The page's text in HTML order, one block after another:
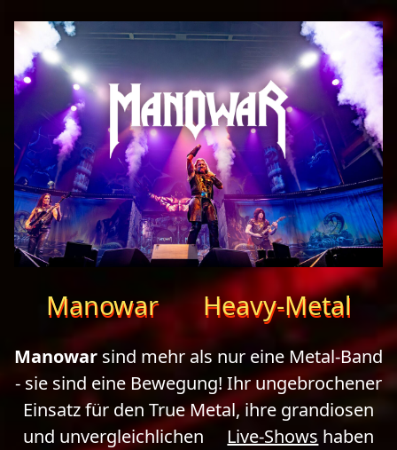
Manowar Heavy-Metal
Manowar sind mehr als nur eine Metal-Band
- sie sind eine Bewegung! Ihr ungebrochener
Einsatz für den True Metal, ihre grandiosen
und unvergleichlichen
Live-Shows haben